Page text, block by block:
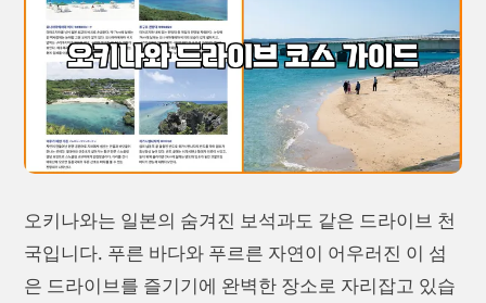
오키나와는 일본의 숨겨진 보석과도 같은 드라이브 천
국입니다. 푸른 바다와 푸르른 자연이 어우러진 이 섬
은 드라이브를 즐기기에 완벽한 장소로 자리잡고 있습